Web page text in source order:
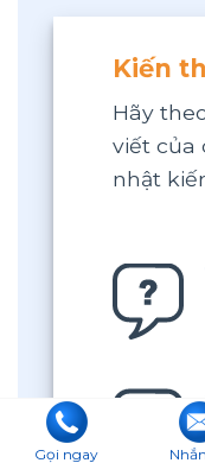
Kiến
Hãy
viết của
nhật
Gọi ngay